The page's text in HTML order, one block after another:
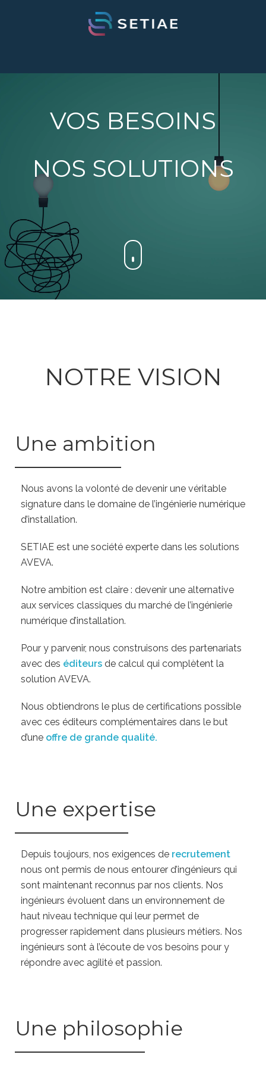
VOS BESOINS
NOS SOLUTIONS
NOTRE VISION
Une ambition
Nous avons la volonté de devenir une véritable
signature dans le domaine de l’ingénierie numérique
d’installation.
SETIAE est une société experte dans les solutions
AVEVA.
Notre ambition est claire : devenir une alternative
aux services classiques du marché de l’ingénierie
numérique d’installation.
Pour y parvenir, nous construisons des partenariats
avec des éditeurs de calcul qui complètent la
solution AVEVA.
Nous obtiendrons le plus de certifications possible
avec ces éditeurs complémentaires dans le but
d’une offre de grande qualité.
Une expertise
Depuis toujours, nos exigences de recrutement
nous ont permis de nous entourer d’ingénieurs qui
sont maintenant reconnus par nos clients. Nos
ingénieurs évoluent dans un environnement de
haut niveau technique qui leur permet de
progresser rapidement dans plusieurs métiers. Nos
ingénieurs sont à l’écoute de vos besoins pour y
répondre avec agilité et passion.
Une philosophie